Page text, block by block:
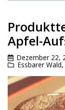
Apfel-
Dezember 22,
Essbarer Wald,